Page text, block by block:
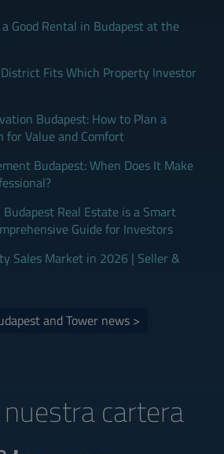
Good Rental in Budapest at the
Fits Which Property Investor
Budapest: How to Plan a
for Value and Comfort
Budapest: When Does It Make
Real Estate is a Smart
Guide for Investors
Sales Market in 2026 | Seller &
and Tower news >
cartera